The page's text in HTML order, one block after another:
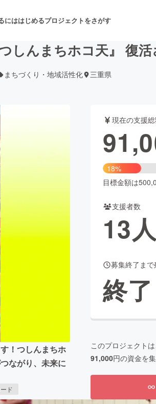
にははじめるプロジェクトをさがす
舞台・パフォーマンス
ビューティー・ヘルスケア
Good
納税
しんまちホコ天』 復活
まちづくり・地域活性化 三重県
！つしんまちホ
ながり、未来に
ド
現在の支援
18%
目標金額は
支援者数
13人
募集終了まで
終了
このプロジェクトは
91,000円の資金を集